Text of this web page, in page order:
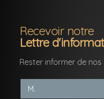
Recevoir notre
Lettre
Rester informer de